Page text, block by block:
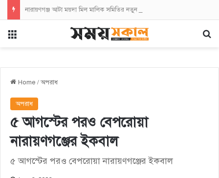
নারায়ণগঞ্জ আটা ময়দা মিল মালিক সমিতির নতুন কমিটির অভিষেক
Home /অপরাধ
অপরাধ
৫ আগস্টের পরও বেপরোয়া
নারায়ণগঞ্জের ইকবাল
৫ আগস্টের পরও বেপরোয়া নারায়ণগঞ্জের ইকবাল